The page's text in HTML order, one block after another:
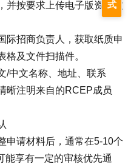
并按要求上传电子版资质文
际招商负责人，获取纸质申
及文件扫描件。
/中文名称、地址、联系
晰注明来自的RCEP成员
申请材料后，通常在5-10个
能享有一定的审核优先通
式